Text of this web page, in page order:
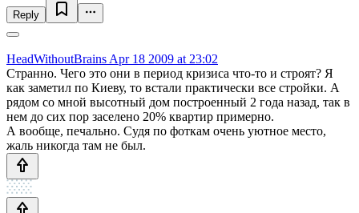
Reply
HeadWithoutBrains Apr 18 2009 at 23:02
Странно. Чего это они в период кризиса что-то и строят? Я
как заметил по Киеву, то встали практически все стройки. А
рядом со мной высотный дом построенный 2 года назад, так в
нем до сих пор заселено 20% квартир примерно.
А вообще, печально. Судя по фоткам очень уютное место,
жаль никогда там не был.